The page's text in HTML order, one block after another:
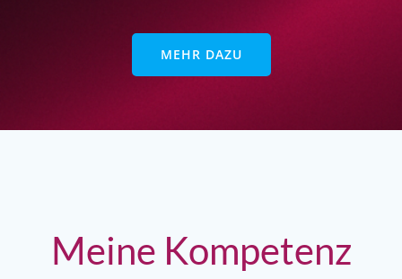
MEHR DAZU
Meine Kompetenz